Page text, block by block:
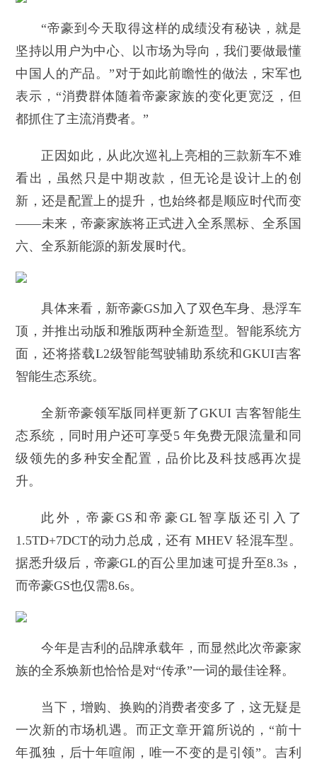
“帝豪到今天取得这样的成绩没有秘诀，就是
坚持以用户为中心、以市场为导向，我们要做最懂
中国人的产品。”对于如此前瞻性的做法，宋军也
表示，“消费群体随着帝豪家族的变化更宽泛，但
都抓住了主流消费者。”
正因如此，从此次巡礼上亮相的三款新车不难
看出，虽然只是中期改款，但无论是设计上的创
新，还是配置上的提升，也始终都是顺应时代而变
——未来，帝豪家族将正式进入全系黑标、全系国
六、全系新能源的新发展时代。
具体来看，新帝豪GS加入了双色车身、悬浮车
顶，并推出动版和雅版两种全新造型。智能系统方
面，还将搭载L2级智能驾驶辅助系统和GKUI吉客
智能生态系统。
全新帝豪领军版同样更新了GKUI 吉客智能生
态系统，同时用户还可享受5 年免费无限流量和同
级领先的多种安全配置，品价比及科技感再次提
升。
此外，帝豪GS和帝豪GL智享版还引入了
1.5TD+7DCT的动力总成，还有 MHEV 轻混车型。
据悉升级后，帝豪GL的百公里加速可提升至8.3s，
而帝豪GS也仅需8.6s。
今年是吉利的品牌承载年，而显然此次帝豪家
族的全系焕新也恰恰是对“传承”一词的最佳诠释。
当下，增购、换购的消费者变多了，这无疑是
一次新的市场机遇。而正文章开篇所说的，“前十
年孤独，后十年喧闹，唯一不变的是引领”。吉利